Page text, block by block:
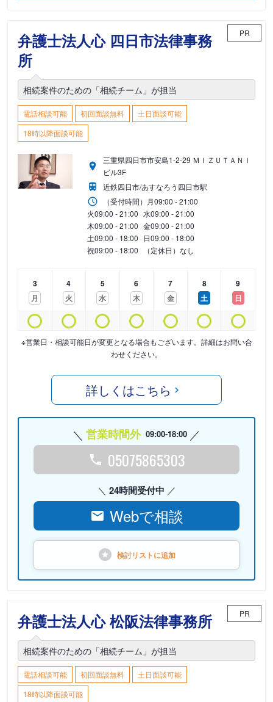
弁護士法人心 四日市法律事務
所
PR
相続案件のための「相続チーム」が担当
電話相談可能 初回面談無料
土日面談可能
18時以降面談可能
三重県四日市市安島1-2-29 ＭＩＺＵＴＡＮＩ
ビル3F
近鉄四日市/あすなろう四日市駅
（受付時間） 月09:00 - 21:00
火09:00 - 21:00 水09:00 - 21:00
木09:00 - 21:00 金09:00 - 21:00
土09:00 - 18:00 日09:00 - 18:00
祝09:00 - 18:00 （定休日）なし
3
月
4
火
5
水
6
木
7
金
8
土
9
日
※営業日・相談可能日が変更となる場合もございます。詳細はお問い合
わせください。
詳しくはこちら
営業時間外 09:00-18:00
05075865303
24時間受付中
Webで相談
検討リストに追加
弁護士法人心 松阪法律事務所 PR
相続案件のための「相続チーム」が担当
電話相談可能 初回面談無料
土日面談可能
18時以降面談可能